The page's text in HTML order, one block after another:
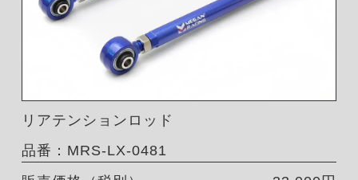
リアテンションロッド
品番：MRS-LX-0481